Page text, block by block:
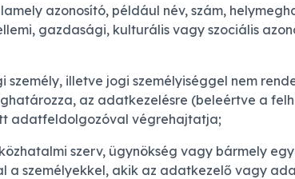
azonosító, például név, szám,
gazdasági, kulturális vagy szociális
illetve jogi személyiséggel nem
az adatkezelésre (beleértve a
adatfeldolgozóval végrehajtatja;
szerv, ügynökség vagy bármely
személyekkel, akik az adatkezelő vagy